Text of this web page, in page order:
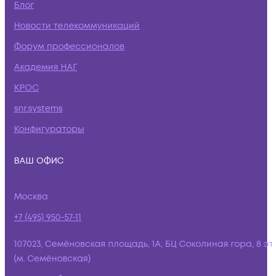
Блог
Новости телекоммуникаций
Форум профессионалов
Академия НАГ
КРОС
snr.systems
Конфигураторы
ВАШ ОФИС
Москва
+7 (495) 950-57-11
107023, Семёновская площадь, 1А, БЦ Соколиная гора, 8
(м. Семёновская)